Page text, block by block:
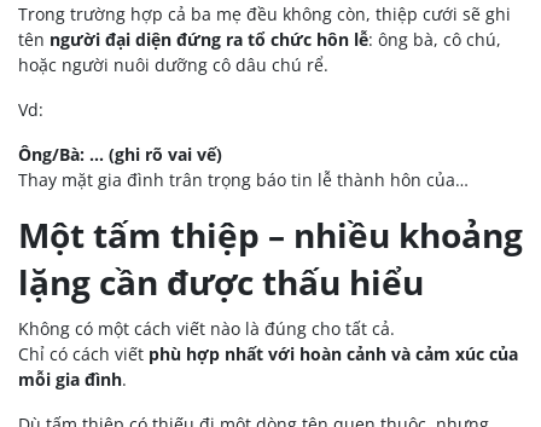
Trong trường hợp cả ba mẹ đều không còn, thiệp cưới sẽ ghi
tên người đại diện đứng ra tổ chức hôn lễ: ông bà, cô chú,
hoặc người nuôi dưỡng cô dâu chú rể.
Vd:
Ông/Bà: … (ghi rõ vai vế)
Thay mặt gia đình trân trọng báo tin lễ thành hôn của…
Một tấm thiệp – nhiều khoảng
lặng cần được thấu hiểu
Không có một cách viết nào là đúng cho tất cả.
Chỉ có cách viết phù hợp nhất với hoàn cảnh và cảm xúc của
mỗi gia đình.